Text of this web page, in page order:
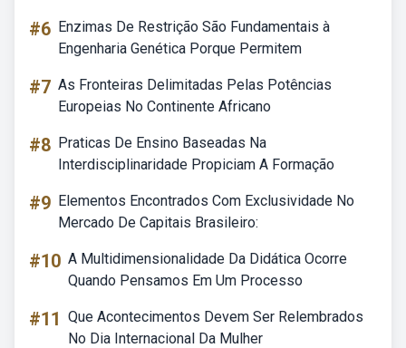
#6 Enzimas De Restrição São Fundamentais à
Engenharia Genética Porque Permitem
#7 As Fronteiras Delimitadas Pelas Potências
Europeias No Continente Africano
#8 Praticas De Ensino Baseadas Na
Interdisciplinaridade Propiciam A Formação
#9 Elementos Encontrados Com Exclusividade No
Mercado De Capitais Brasileiro:
#10 A Multidimensionalidade Da Didática Ocorre
Quando Pensamos Em Um Processo
#11 Que Acontecimentos Devem Ser Relembrados
No Dia Internacional Da Mulher